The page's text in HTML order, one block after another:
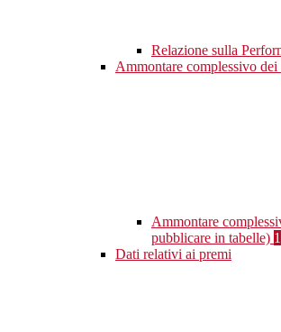
Relazione sulla
Ammontare complessivo dei
Ammontare
pubblicare in tabelle) 1
Dati relativi ai premi